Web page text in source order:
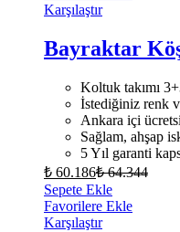
Karşılaştır
Bayraktar
Koltuk takımı
İstediğiniz renk
Ankara içi
Sağlam, ahşap
5 Yıl garanti
₺ 60.186₺64.344
Sepete Ekle
Favorilere Ekle
Karşılaştır